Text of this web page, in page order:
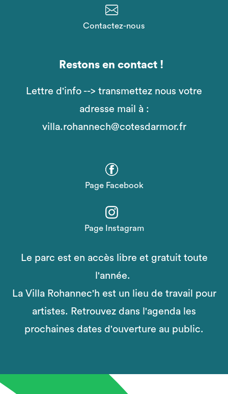
Contactez-nous
Restons en contact !
Lettre d'info --> transmettez nous votre
adresse mail à :
villa.rohannech@cotesdarmor.fr
Page Facebook
Page Instagram
Le parc est en accès libre et gratuit toute
l'année.
La Villa Rohannec'h est un lieu de travail pour
artistes. Retrouvez dans l'agenda les
prochaines dates d'ouverture au public.